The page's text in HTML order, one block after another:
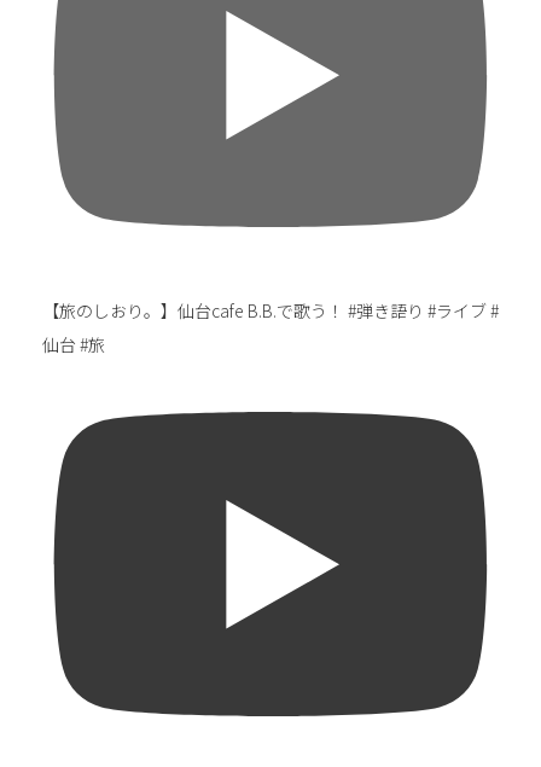
【旅のしおり。】仙台cafe B.B.で歌う！ #弾き語り #ライブ #
仙台 #旅